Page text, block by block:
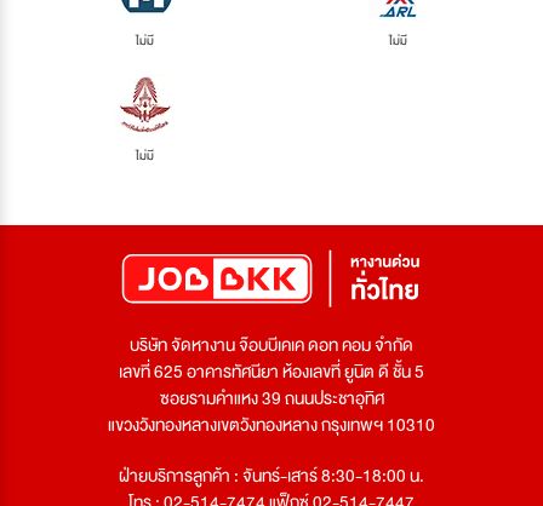
ไม่มี ไม่มี
ไม่มี
บริษัท จัดหางาน จ๊อบบีเคเค ดอท คอม จำกัด
เลขที่ 625 อาคารทัศนียา ห้องเลขที่ ยูนิต ดี ชั้น 5
ซอยรามคำแหง 39 ถนนประชาอุทิศ
แขวงวังทองหลางเขตวังทองหลาง กรุงเทพฯ 10310
ฝ่ายบริการลูกค้า : จันทร์-เสาร์ 8:30-18:00 น.